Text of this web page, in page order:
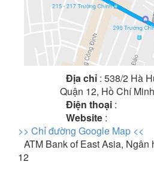
Địa chỉ : 538/2 Hà
Quận 12, Hồ Chí
Điện thoại :
Website :
>> Chỉ đường Google Map <<
ATM Bank of East Asia,
12